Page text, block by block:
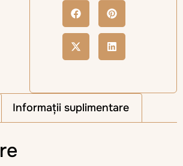
Informații suplimentare